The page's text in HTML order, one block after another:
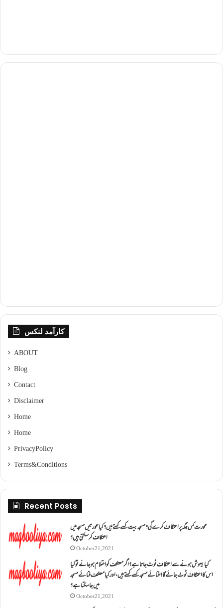
کارآمد لنکس
ABOUT
Blog
Contact
Disclaimer
Home
Home
Privacy Policy
Terms & Conditions
Recent Posts
عورت کس جگہ پر اعتکاف کرے گی؟مسجد بیت کسے کہتے ہیں؟کیا عورتیں مسجد میں
اعتکاف کر سکتی ہیں؟
October 21, 2021
کیا بیہوش ہونے سے اعتکاف ٹوٹ جاتا ہے؟ اگر معتکف کو احتلام ہو جائے تو کیا
اس کا اعتکاف ٹوٹ جائے گا؟فنائے مسجد کسے کہتے ہیں ، اور کیا معتکف فنائے مسجد
میں جا سکتا ہے؟
October 21, 2021